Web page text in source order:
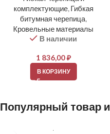
комплектующие, Гибкая
битумная черепица,
Кровельные материалы
В наличии
1 836,00₽
В КОРЗИНУ
Популярный товар